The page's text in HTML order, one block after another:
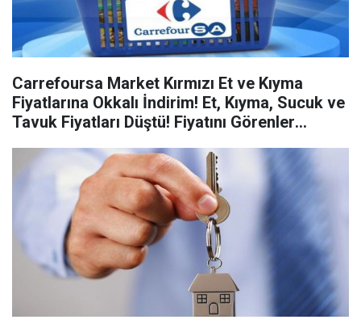
Carrefoursa Market Kırmızı Et ve Kıyma
Fiyatlarına Okkalı İndirim! Et, Kıyma, Sucuk ve
Tavuk Fiyatları Düştü! Fiyatını Görenler